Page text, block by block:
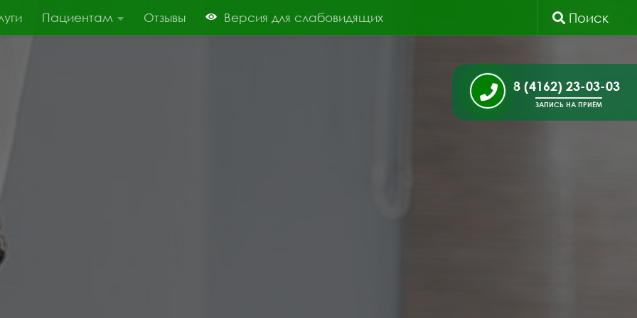
Пациентам Отзывы Версия для слабовидящих Поиск
8 (4162) 23-03-03
ЗАПИСЬ НА ПРИЁМ